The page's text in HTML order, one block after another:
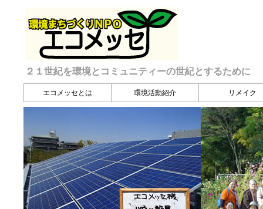
２１世紀を環境とコミュニティーの世紀とするために
エコメッセとは 環境活動紹介 リメイク